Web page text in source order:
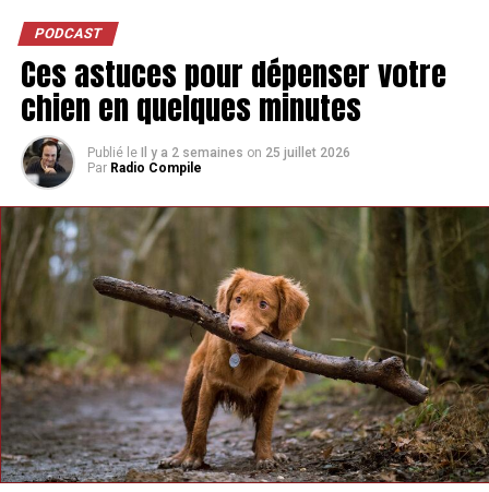
PODCAST
Ces astuces pour dépenser votre
chien en quelques minutes
Publié le Il y a 2 semaines on 25 juillet 2026
Par Radio Compile